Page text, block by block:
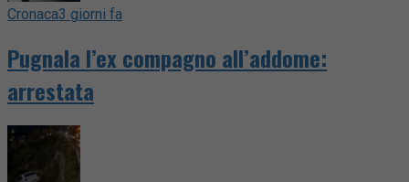
Cronaca3 giorni fa
Pugnala l’ex compagno all’addome:
arrestata